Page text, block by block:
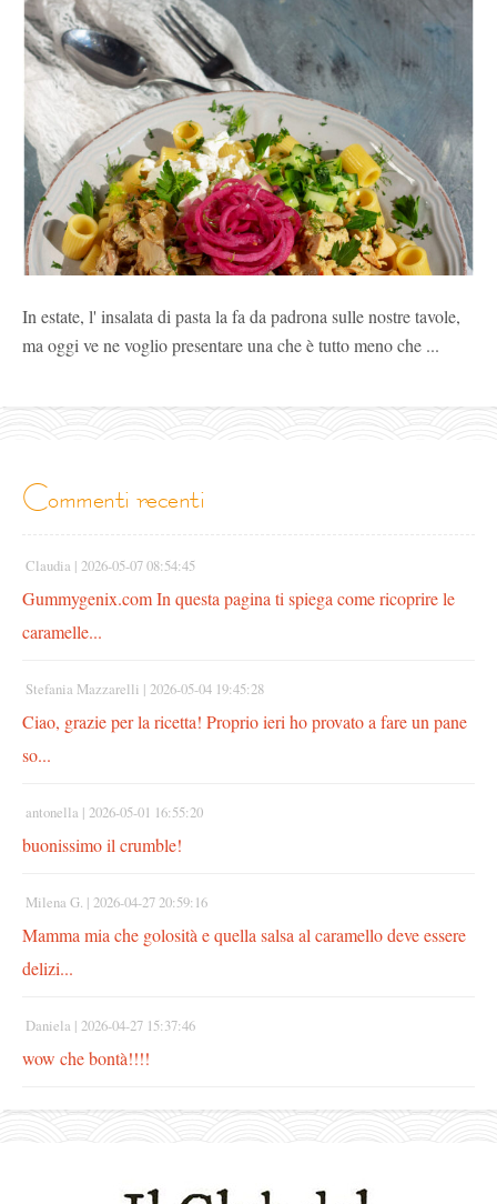
In estate, l' insalata di pasta la fa da padrona sulle nostre tavole,
ma oggi ve ne voglio presentare una che è tutto meno che ...
commenti recenti
Claudia | 2026-05-07 08:54:45
Gummygenix.com In questa pagina ti spiega come ricoprire le
caramelle...
Stefania Mazzarelli | 2026-05-04 19:45:28
Ciao, grazie per la ricetta! Proprio ieri ho provato a fare un pane
so...
antonella | 2026-05-01 16:55:20
buonissimo il crumble!
Milena G. | 2026-04-27 20:59:16
Mamma mia che golosità e quella salsa al caramello deve essere
delizi...
Daniela | 2026-04-27 15:37:46
wow che bontà!!!!